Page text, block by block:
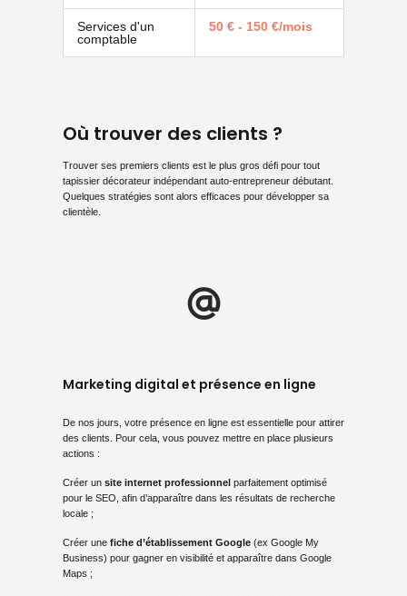
Services d'un
comptable
50 € - 150 €/mois
Où trouver des clients ?
Trouver ses premiers clients est le plus gros défi pour tout
tapissier décorateur indépendant auto-entrepreneur débutant.
Quelques stratégies sont alors efficaces pour développer sa
clientèle.
Marketing digital et présence en ligne
De nos jours, votre présence en ligne est essentielle pour attirer
des clients. Pour cela, vous pouvez mettre en place plusieurs
actions :
Créer un site internet professionnel parfaitement optimisé
pour le SEO, afin d’apparaître dans les résultats de recherche
locale ;
Créer une fiche d’établissement Google(ex Google My
Business) pour gagner en visibilité et apparaître dans Google
Maps ;